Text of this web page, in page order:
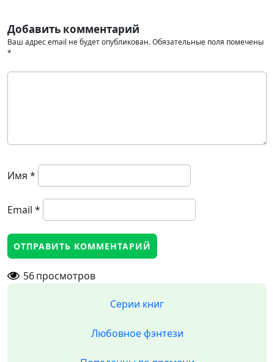
Добавить комментарий
Ваш адрес email не будет опубликован.Обязательные поля помечены
*
Имя *
Email *
56просмотров
Серии книг
Любовное фэнтези